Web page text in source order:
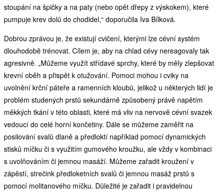
stoupání na špičky a na paty (nebo opět dřepy z výskokem), které
pumpuje krev dolů do chodidel,“ doporučila Iva Bílková.
Dobrou zprávou je, že existují cvičení, kterými lze cévní systém
dlouhodobě trénovat. Cílem je, aby na chlad cévy nereagovaly tak
agresivně. „Můžeme využít střídavé sprchy, které by měly zlepšovat
krevní oběh a přispět k otužování. Pomoci mohou i cviky na
uvolnění krční páteře a ramenních kloubů, jelikož u některých lidí je
problém studených prstů sekundárně způsobený právě napětím
měkkých tkání v této oblasti, které má vliv na nervově cévní svazek
vedoucí do celé horní končetiny. Dále se můžeme zaměřit na
posilování svalů dlaně a předloktí například pomocí dynamických
stisků míčku či s využitím gumového kroužku, ale vždy v kombinaci
s uvolňováním či jemnou masáží. Můžeme zařadit kroužení v
zápěstí, strečink předloketních svalů či jemnou masáž prstů s
pomocí molitanového míčku. Důležité je zařadit i pravidelnou